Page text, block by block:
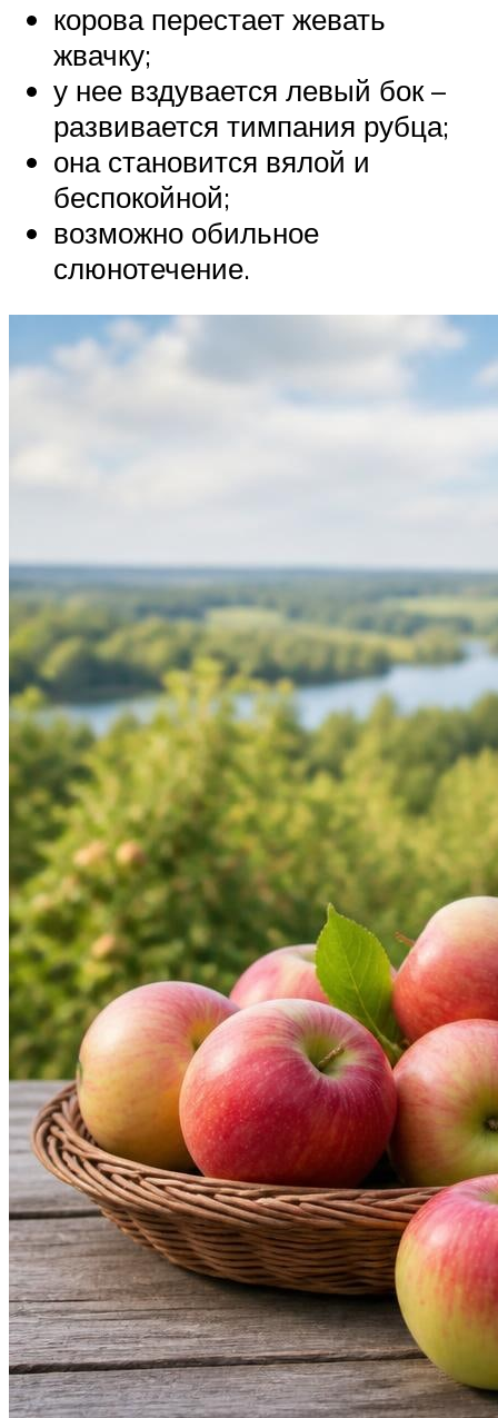
корова перестает жевать
жвачку;
у нее вздувается левый бок –
развивается тимпания рубца;
она становится вялой и
беспокойной;
возможно обильное
слюнотечение.